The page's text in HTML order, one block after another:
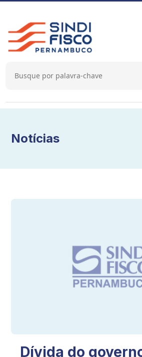
Notícias
Dívida do